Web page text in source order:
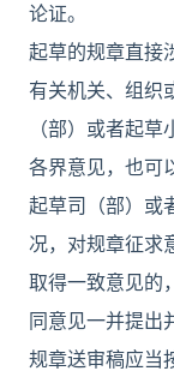
论证。
起草的规章直接
有关机关、组织
（部）或者起
各界意见，也可
起草司（部）或
况，对规章征求
取得一致意见的
同意见一并提出
规章送审稿应当